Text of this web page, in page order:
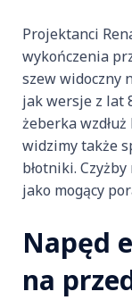
Projektanci
wykończenia
szew widoczny
jak wersje z lat
żeberka
widzimy także
błotniki.
jako mogący
Napęd
na